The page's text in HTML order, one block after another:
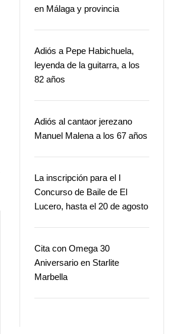
en Málaga y provincia
Adiós a Pepe Habichuela,
leyenda de la guitarra, a los
82 años
Adiós al cantaor jerezano
Manuel Malena a los 67 años
La inscripción para el I
Concurso de Baile de El
Lucero, hasta el 20 de agosto
Cita con Omega 30
Aniversario en Starlite
Marbella